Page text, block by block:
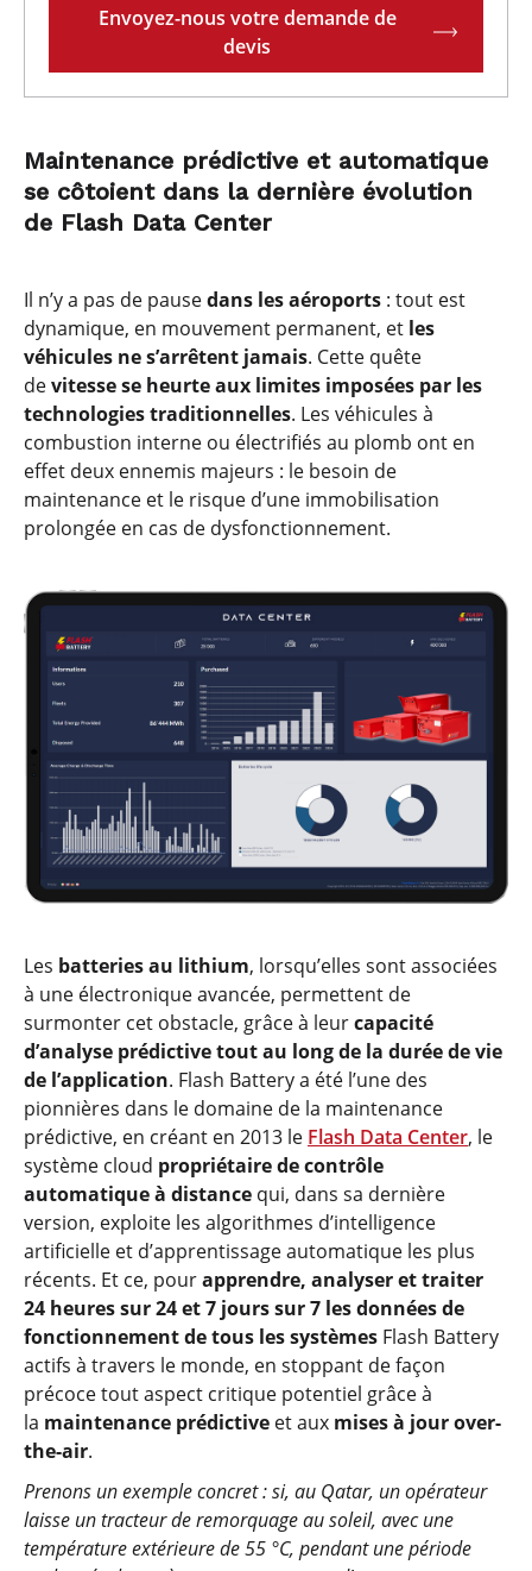
Envoyez-nous votre demande de
devis
Maintenance prédictive et automatique
se côtoient dans la dernière évolution
de Flash Data Center
Il n’y a pas de pausedans les aéroports : tout est
dynamique, en mouvement permanent, et les
véhicules ne s’arrêtent jamais. Cette quête
devitesse se heurte aux limites imposées par les
technologies traditionnelles. Les véhicules à
combustion interne ou électrifiés au plomb ont en
effet deux ennemis majeurs : le besoin de
maintenance et le risque d’une immobilisation
prolongée en cas de dysfonctionnement.
Les batteries au lithium, lorsqu’elles sont associées
à une électronique avancée, permettent de
surmonter cet obstacle, grâce à leurcapacité
d’analyse prédictive tout au long de la durée de vie
de l’application. Flash Battery a été l’une des
pionnières dans le domaine de la maintenance
prédictive, en créant en 2013 le Flash Data Center, le
système cloud propriétaire de contrôle
automatique à distance qui, dans sa dernière
version, exploite les algorithmes d’intelligence
artificielle et d’apprentissage automatique les plus
récents. Et ce, pourapprendre, analyser et traiter
24 heures sur 24 et 7 jours sur 7 les données de
fonctionnement de tous les systèmes Flash Battery
actifs à travers le monde, en stoppant de façon
précoce tout aspect critique potentiel grâce à
la maintenance prédictive et aux mises à jour over-
the-air.
Prenons un exemple concret : si, au Qatar, un opérateur
laisse un tracteur de remorquage au soleil, avec une
température extérieure de 55 °C, pendant une période